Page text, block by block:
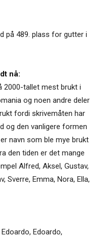
på 489. plass for gutter i
nå:
2000-tallet mest brukt i
og noen andre deler
fordi skrivemåten har
og den vanligere formen
navn som ble mye brukt
den tiden er det mange
Alfred, Aksel, Gustav,
Sverre, Emma, Nora, Ella,
Edoardo, Edoardo,